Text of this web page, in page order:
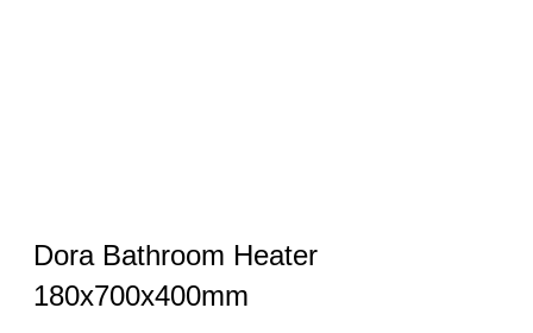
Dora Bathroom Heater
180x700x400mm